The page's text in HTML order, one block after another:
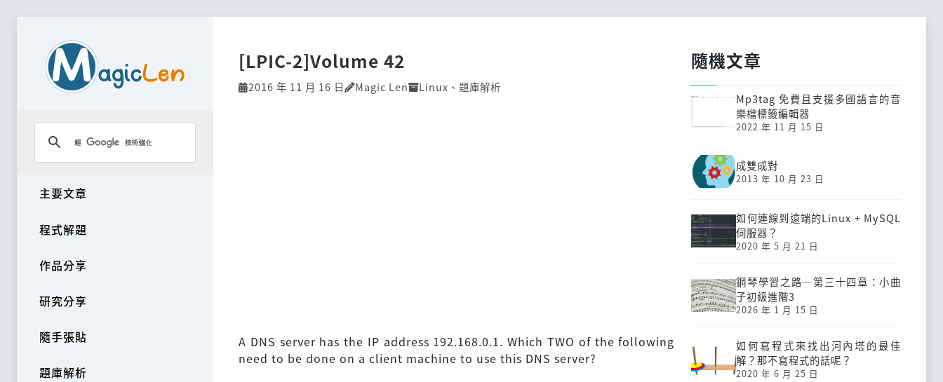
主要文章
程式解題
作品分享
研究分享
隨手張貼
題庫解析
[LPIC-2]Volume 42
2016 年 11 月 16 日 Magic Len Linux 、 題庫解析
A DNS server has the IP address 192.168.0.1. Which TWO of the following
need to be done on a client machine to use this DNS server?
隨機文章
Mp3tag 免費且支援多國語言的音
樂檔標籤編輯器
2022 年 11 月 15 日
成雙成對
2013 年 10 月 23 日
如何連線到遠端的Linux + MySQL
伺服器？
2020 年 5 月 21 日
鋼琴學習之路─第三十四章：小曲
子初級進階3
2026 年 1 月 15 日
如何寫程式來找出河內塔的最佳
解？那不寫程式的話呢？
2020 年 6 月 25 日